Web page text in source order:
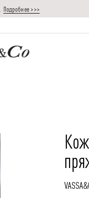
Подробнее >>>